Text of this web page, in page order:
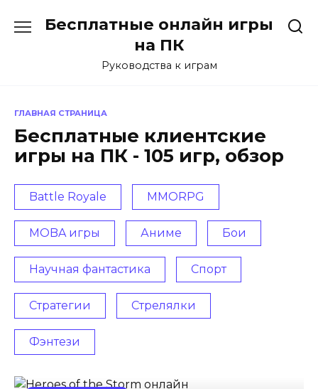
Бесплатные онлайн игры
на ПК
Руководства к играм
ГЛАВНАЯ СТРАНИЦА
Бесплатные клиентские
игры на ПК - 105 игр, обзор
Battle Royale MMORPG
MOBA игры Аниме Бои
Научная фантастика Спорт
Стратегии Стрелялки
Фэнтези